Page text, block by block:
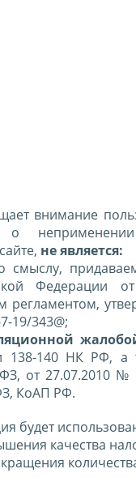
внимание
о
не является:
смыслу,
регламентом,
19/343@;
138-140 НК РФ,
от 27.07.2010
КоАП РФ.
будет
качества